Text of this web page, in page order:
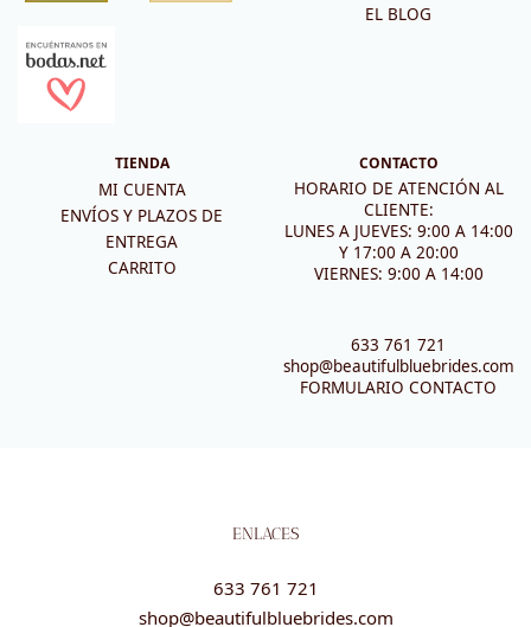
EL BLOG
TIENDA
MI CUENTA
ENVÍOS Y PLAZOS DE
ENTREGA
CARRITO
CONTACTO
HORARIO DE ATENCIÓN AL
CLIENTE:
LUNES A JUEVES: 9:00 A 14:00
Y 17:00 A 20:00
VIERNES: 9:00 A 14:00
633 761 721
shop@beautifulbluebrides.com
FORMULARIO CONTACTO
ENLACES
633 761 721
shop@beautifulbluebrides.com